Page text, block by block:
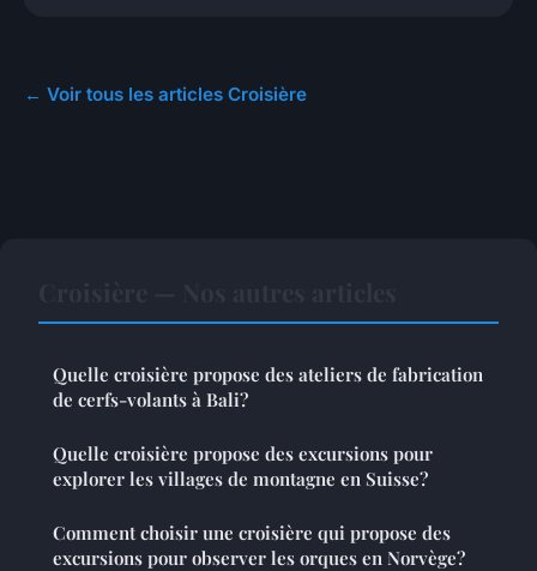
← Voir tous les articles Croisière
Quelle croisière propose des ateliers de fabrication
de cerfs-volants à Bali?
Quelle croisière propose des excursions pour
explorer les villages de montagne en Suisse?
Comment choisir une croisière qui propose des
excursions pour observer les orques en Norvège?